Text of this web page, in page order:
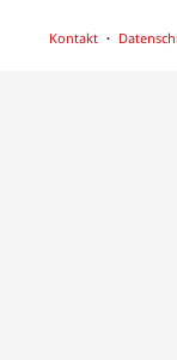
Kontakt